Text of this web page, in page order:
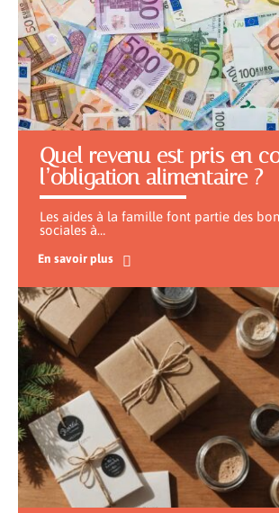
Quel revenu est pris en
l’obligation alimentaire ?
Les aides à la famille font partie des
sociales à…
En savoir plus